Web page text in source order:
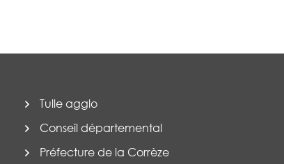
Tulle agglo
Conseil départemental
Préfecture de la Corrèze